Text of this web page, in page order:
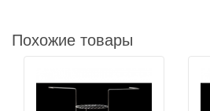
Похожие товары